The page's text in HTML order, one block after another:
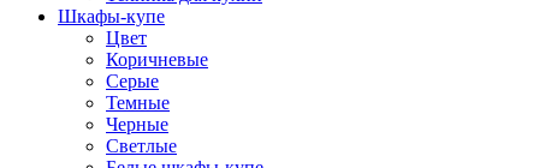
Шкафы-купе
Цвет
Коричневые
Серые
Темные
Черные
Светлые